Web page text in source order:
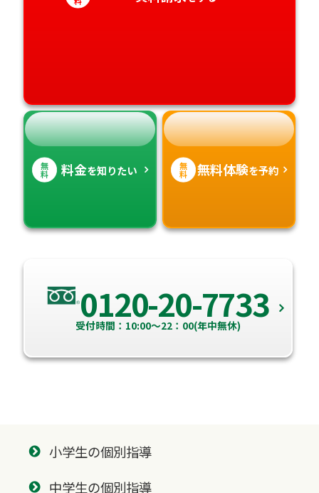
無
料 料金を知りたい 無
料 無料体験を予約
0120-20-7733
受付時間：10:00～22：00(年中無休)
小学生の個別指導
中学生の個別指導